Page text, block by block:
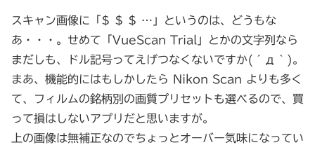
スキャン画像に「$ $ $ …」というのは、どうもな
あ・・・。せめて「VueScan Trial」とかの文字列なら
まだしも、ドル記号ってえげつなくないですか(´д｀)。
まあ、機能的にはもしかしたら Nikon Scan よりも多く
て、フィルムの銘柄別の画質プリセットも選べるので、買
って損はしないアプリだと思いますが。
上の画像は無補正なのでちょっとオーバー気味になってい